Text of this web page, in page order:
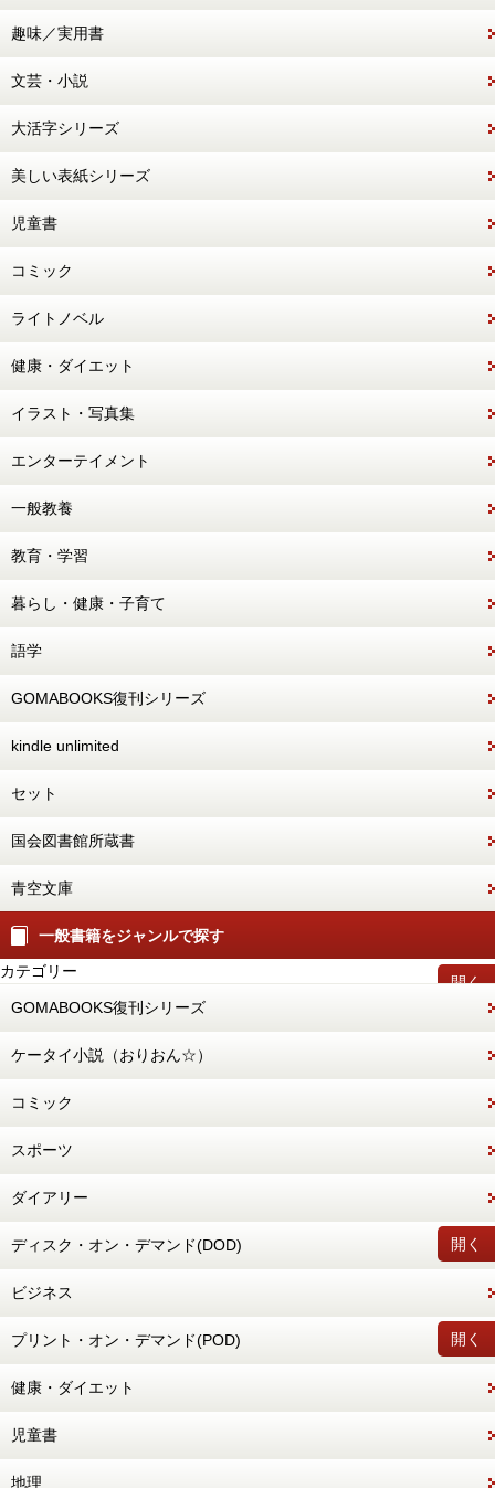
趣味／実用書
文芸・小説
大活字シリーズ
美しい表紙シリーズ
児童書
コミック
ライトノベル
健康・ダイエット
イラスト・写真集
エンターテイメント
一般教養
教育・学習
暮らし・健康・子育て
語学
GOMABOOKS復刊シリーズ
kindle unlimited
セット
国会図書館所蔵書
青空文庫
一般書籍をジャンルで探す
開く
カテゴリー
GOMABOOKS復刊シリーズ
ケータイ小説（おりおん☆）
コミック
スポーツ
ダイアリー
開く
ディスク・オン・デマンド(DOD)
ビジネス
開く
プリント・オン・デマンド(POD)
健康・ダイエット
児童書
地理